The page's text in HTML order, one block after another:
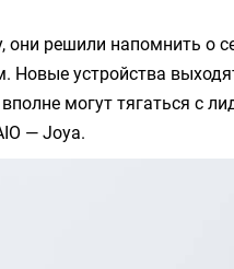
, они решили напомнить о
Новые устройства
могут тягаться с
— Joya.